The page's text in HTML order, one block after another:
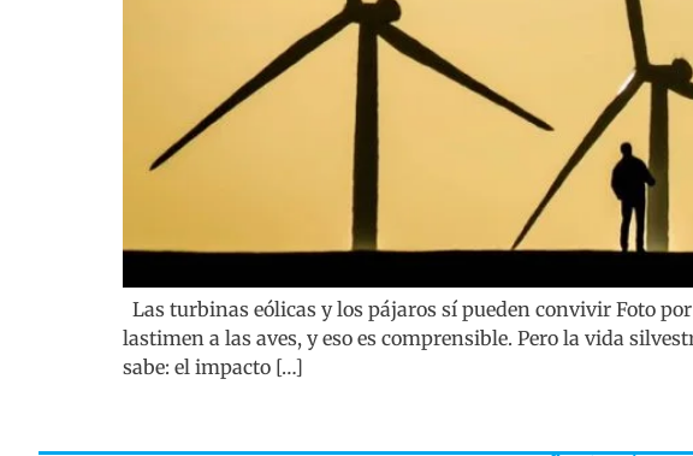
Las turbinas eólicas y los pájaros sí pueden convivir Foto
lastimen a las aves, y eso es comprensible. Pero la vida
sabe: el impacto […]